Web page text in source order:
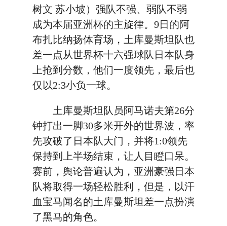
树文 苏小坡）强队不强、弱队不弱
成为本届亚洲杯的主旋律。9日的阿
布扎比纳扬体育场，土库曼斯坦队也
差一点从世界杯十六强球队日本队身
上抢到分数，他们一度领先，最后也
仅以2:3小负一球。
土库曼斯坦队员阿马诺夫第26分
钟打出一脚30多米开外的世界波，率
先攻破了日本队大门，并将1:0领先
保持到上半场结束，让人目瞪口呆。
赛前，舆论普遍认为，亚洲豪强日本
队将取得一场轻松胜利，但是，以汗
血宝马闻名的土库曼斯坦差一点扮演
了黑马的角色。